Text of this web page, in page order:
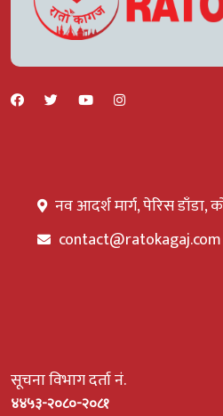
नव आदर्श मार्ग, पेरिस डाँडा,
contact@ratokagaj.com
सूचना विभाग दर्ता नं.
४४५३-२०८०-२०८१